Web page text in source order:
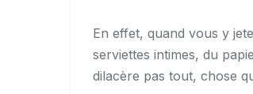
En effet, quand vous y
serviettes intimes, du
dilacère pas tout, chose